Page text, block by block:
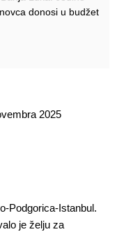
donosi u budžet
2025
Podgorica-Istanbul.
je želju za